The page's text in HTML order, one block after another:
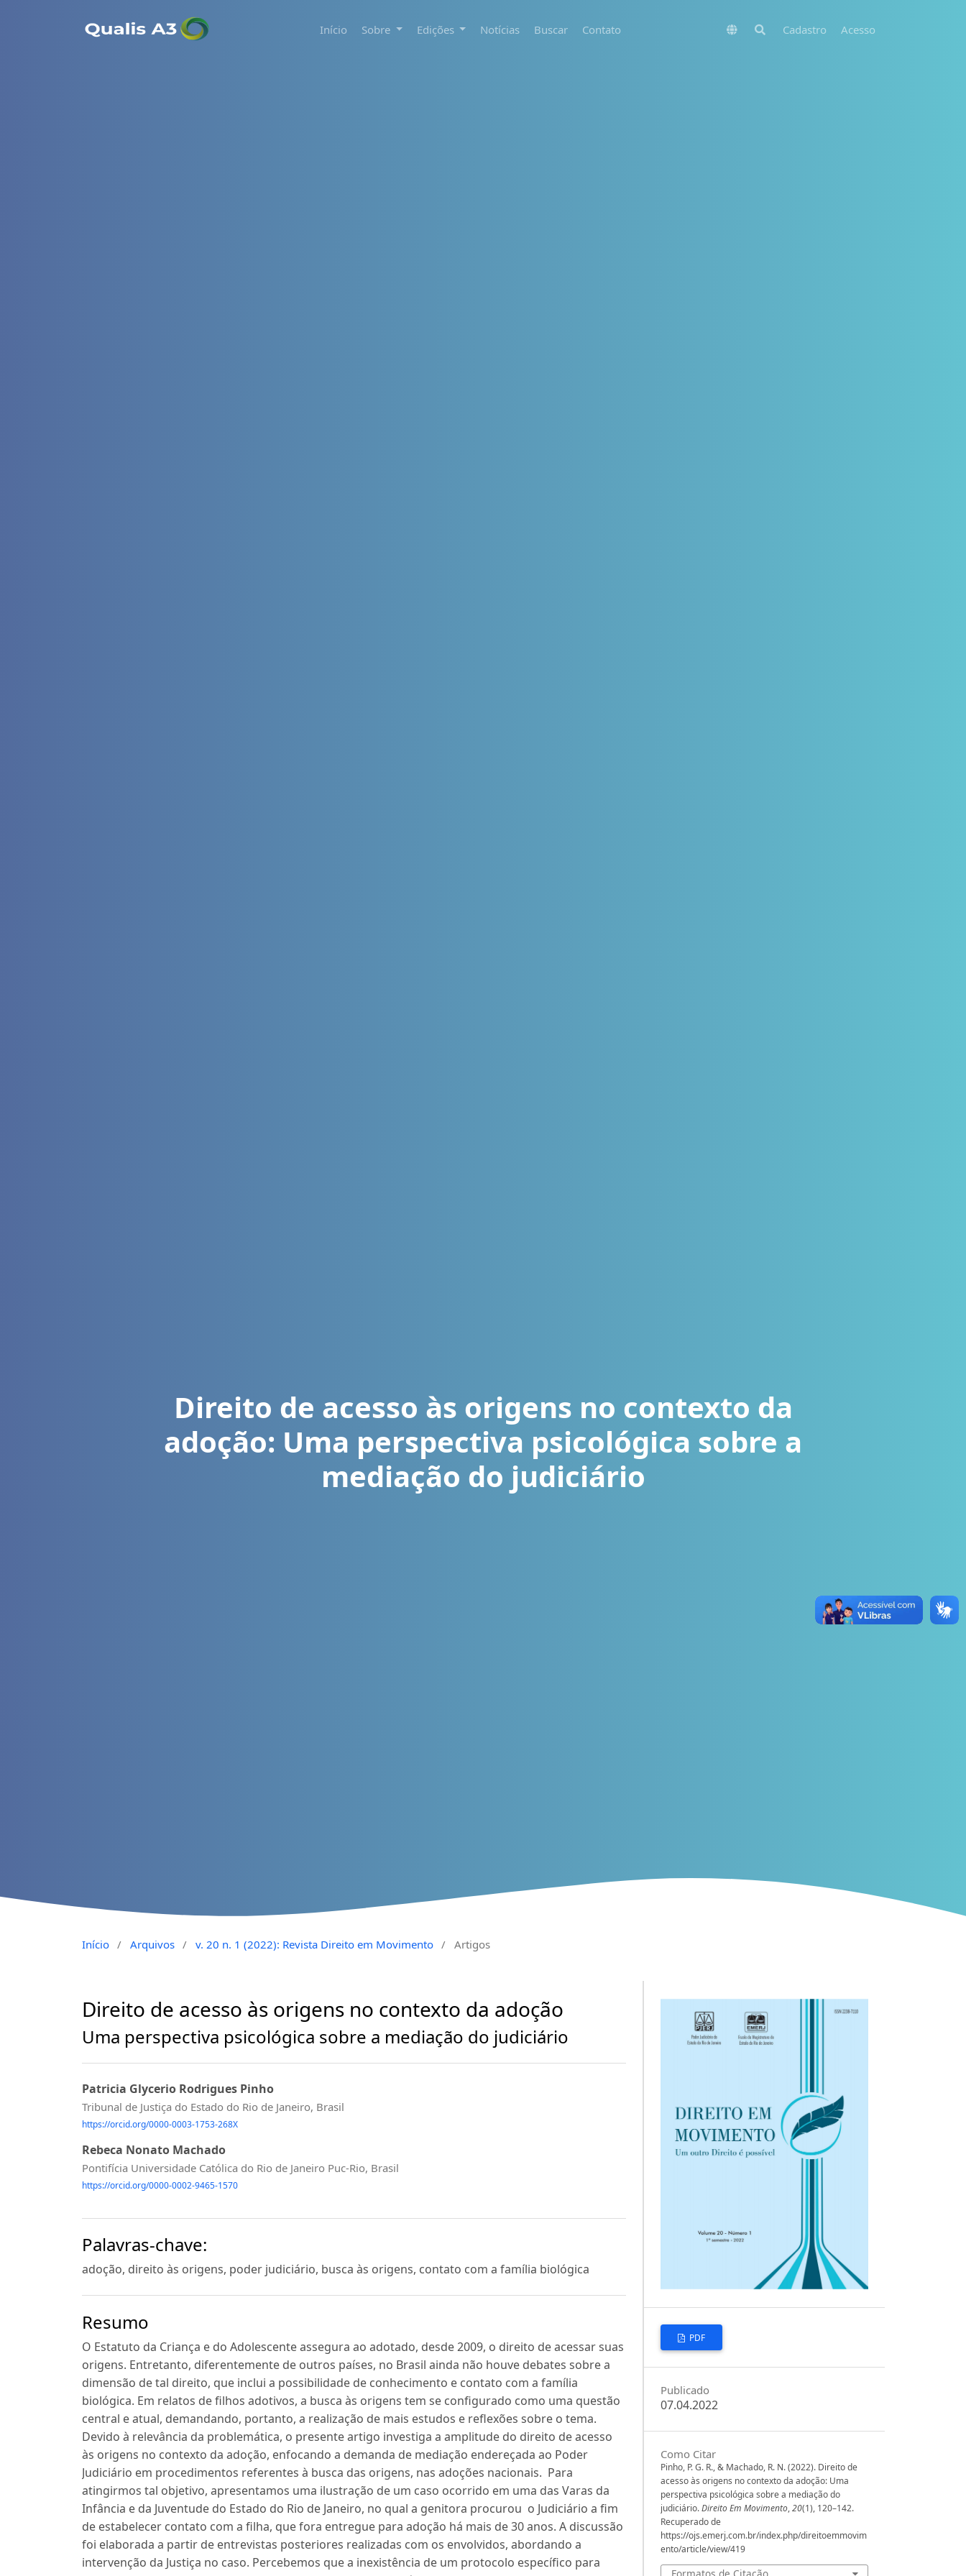
Início Sobre Edições Notícias Buscar Contato Cadastro Acesso
Direito de acesso às origens no contexto da
adoção: Uma perspectiva psicológica sobre a
mediação do judiciário
Início / Arquivos / v. 20 n. 1 (2022): Revista Direito em Movimento / Artigos
Direito de acesso às origens no contexto da adoção
Uma perspectiva psicológica sobre a mediação do judiciário
Patricia Glycerio Rodrigues Pinho
Tribunal de Justiça do Estado do Rio de Janeiro, Brasil
https://orcid.org/0000-0003-1753-268X
Rebeca Nonato Machado
Pontifícia Universidade Católica do Rio de Janeiro Puc-Rio, Brasil
https://orcid.org/0000-0002-9465-1570
Palavras-chave:
adoção, direito às origens, poder judiciário, busca às origens, contato com a família biológica
Resumo
O Estatuto da Criança e do Adolescente assegura ao adotado, desde 2009, o direito de acessar suas
origens. Entretanto, diferentemente de outros países, no Brasil ainda não houve debates sobre a
dimensão de tal direito, que inclui a possibilidade de conhecimento e contato com a família
biológica. Em relatos de filhos adotivos, a busca às origens tem se configurado como uma questão
central e atual, demandando, portanto, a realização de mais estudos e reflexões sobre o tema.
Devido à relevância da problemática, o presente artigo investiga a amplitude do direito de acesso
às origens no contexto da adoção, enfocando a demanda de mediação endereçada ao Poder
Judiciário em procedimentos referentes à busca das origens, nas adoções nacionais. Para
atingirmos tal objetivo, apresentamos uma ilustração de um caso ocorrido em uma das Varas da
Infância e da Juventude do Estado do Rio de Janeiro, no qual a genitora procurou o Judiciário a fim
de estabelecer contato com a filha, que fora entregue para adoção há mais de 30 anos. A discussão
foi elaborada a partir de entrevistas posteriores realizadas com os envolvidos, abordando a
intervenção da Justiça no caso. Percebemos que a inexistência de um protocolo específico para
PDF
Publicado
07.04.2022
Como Citar
Pinho, P. G. R., & Machado, R. N. (2022). Direito de
acesso às origens no contexto da adoção: Uma
perspectiva psicológica sobre a mediação do
judiciário.Direito Em Movimento,20(1), 120–142.
Recuperado de
https://ojs.emerj.com.br/index.php/direitoemmovim
ento/article/view/419
Formatos de Citação